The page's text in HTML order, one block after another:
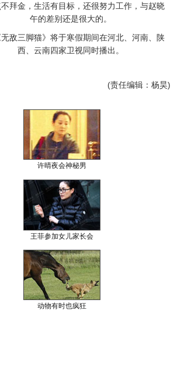
不拜金，生活有目标，还很努力工作，与赵晓
午的差别还是很大的。
三脚猫》将于寒假期间在河北、河南、陕
西、云南四家卫视同时播出。
(责任编辑：杨昊)
许晴夜会神秘男
王菲参加女儿家长会
动物有时也疯狂